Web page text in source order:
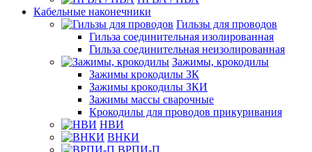
Кабельные наконечники
Гильзы для проводов
Гильза соединительная изолированная
Гильза соединительная неизолированная
Зажимы, крокодилы
Зажимы крокодилы ЗК
Зажимы крокодилы ЗКИ
Зажимы массы сварочные
Крокодилы для проводов прикуривания
НВИ
ВНКИ
ВРПИ-П